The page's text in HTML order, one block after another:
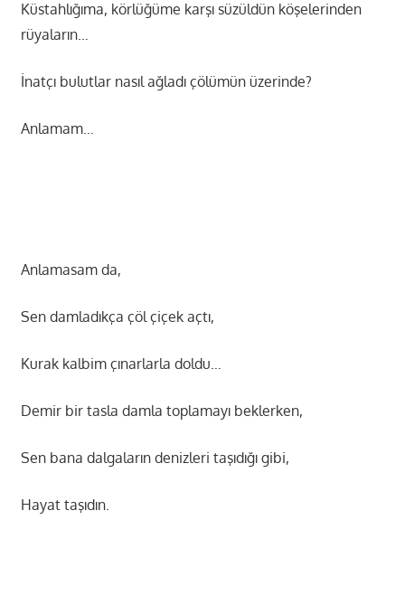
Küstahlığıma, körlüğüme karşı süzüldün köşelerinden
rüyaların…
İnatçı bulutlar nasıl ağladı çölümün üzerinde?
Anlamam…
Anlamasam da,
Sen damladıkça çöl çiçek açtı,
Kurak kalbim çınarlarla doldu…
Demir bir tasla damla toplamayı beklerken,
Sen bana dalgaların denizleri taşıdığı gibi,
Hayat taşıdın.